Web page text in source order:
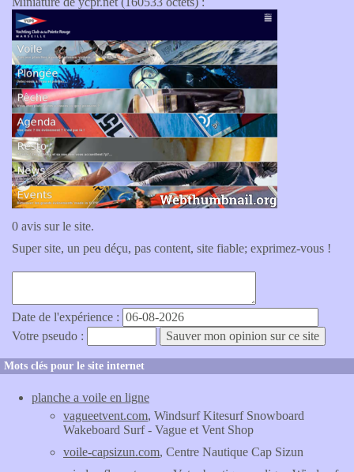
0 avis sur le site.
Super site, un peu déçu, pas content, site fiable; exprimez-vous !
Date de l'expérience :
Votre pseudo :
Mots clés pour le site internet
planche a voile en ligne
vagueetvent.com, Windsurf Kitesurf Snowboard
Wakeboard Surf - Vague et Vent Shop
voile-capsizun.com, Centre Nautique Cap Sizun